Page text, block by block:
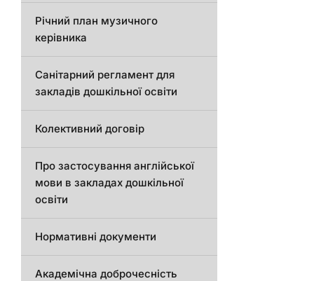
Річний план музичного
керівника
Санітарний регламент для
закладів дошкільної освіти
Колективний договір
Про застосування англійської
мови в закладах дошкільної
освіти
Нормативні документи
Академічна доброчесність